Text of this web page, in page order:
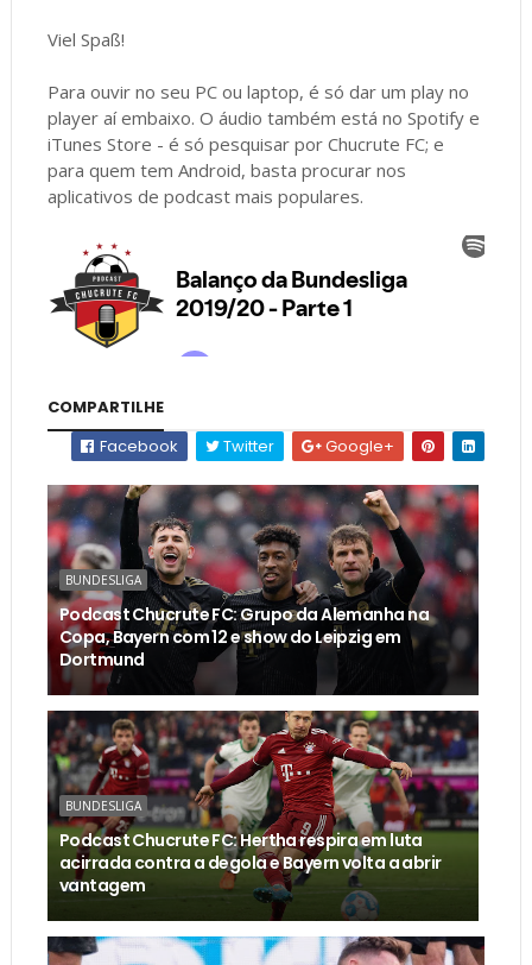
Viel Spaß!
Para ouvir no seu PC ou laptop, é só dar um play no
player aí embaixo. O áudio também está no Spotify e
iTunes Store - é só pesquisar por Chucrute FC; e
para quem tem Android, basta procurar nos
aplicativos de podcast mais populares.
COMPARTILHE
Facebook
Twitter Google+
BUNDESLIGA
Podcast Chucrute FC: Grupo da Alemanha na
Copa, Bayern com 12 e show do Leipzig em
Dortmund
BUNDESLIGA
Podcast Chucrute FC: Hertha respira em luta
acirrada contra a degola e Bayern volta a abrir
vantagem